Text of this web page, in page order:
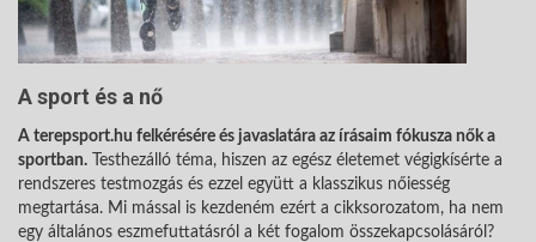
A sport és a nő
A terepsport.hu felkérésére és javaslatára az írásaim fókusza nők a
sportban. Testhezálló téma, hiszen az egész életemet végigkísérte a
rendszeres testmozgás és ezzel együtt a klasszikus nőiesség
megtartása. Mi mással is kezdeném ezért a cikksorozatom, ha nem
egy általános eszmefuttatásról a két fogalom összekapcsolásáról?